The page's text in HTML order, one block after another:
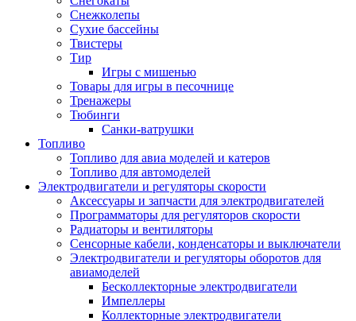
Снежколепы
Сухие бассейны
Твистеры
Тир
Игры с мишенью
Товары для игры в песочнице
Тренажеры
Тюбинги
Санки-ватрушки
Топливо
Топливо для авиа моделей и катеров
Топливо для автомоделей
Электродвигатели и регуляторы скорости
Аксессуары и запчасти для электродвигателей
Программаторы для регуляторов скорости
Радиаторы и вентиляторы
Сенсорные кабели, конденсаторы и выключатели
Электродвигатели и регуляторы оборотов для
авиамоделей
Бесколлекторные электродвигатели
Импеллеры
Коллекторные электродвигатели